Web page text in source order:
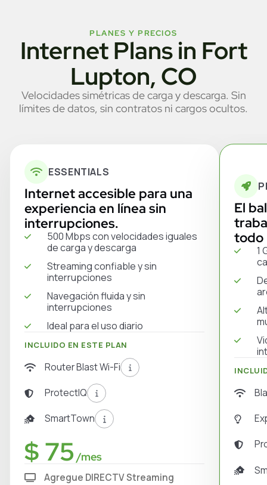
PLANES Y PRECIOS
Internet Plans in Fort
Lupton, CO
Velocidades simétricas de carga y descarga. Sin
límites de datos, sin contratos ni cargos ocultos.
ESSENTIALS
Internet accesible para una
experiencia en línea sin
interrupciones.
$ 75 /mes
500 Mbps con velocidades iguales
de carga y descarga
Streaming confiable y sin
interrupciones
Navegación fluida y sin
interrupciones
Ideal para el uso diario
INCLUIDO EN ESTE PLAN
Router Blast Wi-Fi
ProtectIQ
SmartTown
Agregue DIRECTV Streaming
El
todo
1